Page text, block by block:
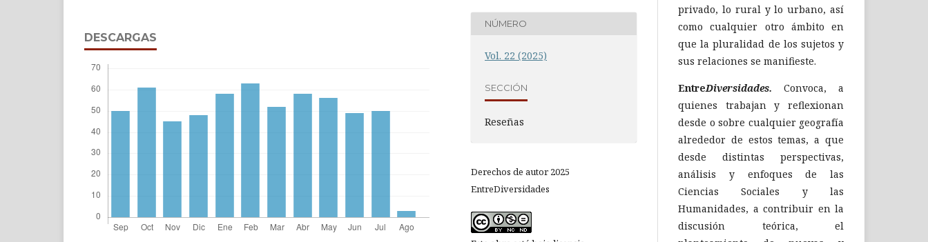
DESCARGAS
NÚMERO
Vol. 22 (2025)
SECCIÓN
Reseñas
Derechos de autor 2025
EntreDiversidades
privado, lo rural y lo urbano, así
como cualquier otro ámbito en
que la pluralidad de los sujetos y
sus relaciones se manifieste.
EntreDiversidades. Convoca, a
quienes trabajan y reflexionan
desde o sobre cualquier geografía
alrededor de estos temas, a que
desde distintas perspectivas,
análisis y enfoques de las
Ciencias Sociales y las
Humanidades, a contribuir en la
discusión teórica, el